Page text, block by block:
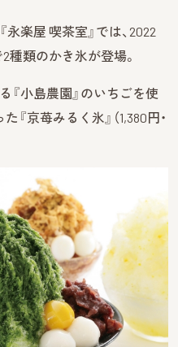
楽屋 喫茶室』では、2022
種類のかき氷が登場。
『小島農園』のいちごを使
京苺みるく氷』（1,380円・